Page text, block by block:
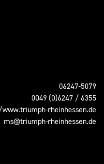
06247-5079
0049 (0)6247 / 6355
rheinhessen.de
ms@triumph-rheinhessen.de